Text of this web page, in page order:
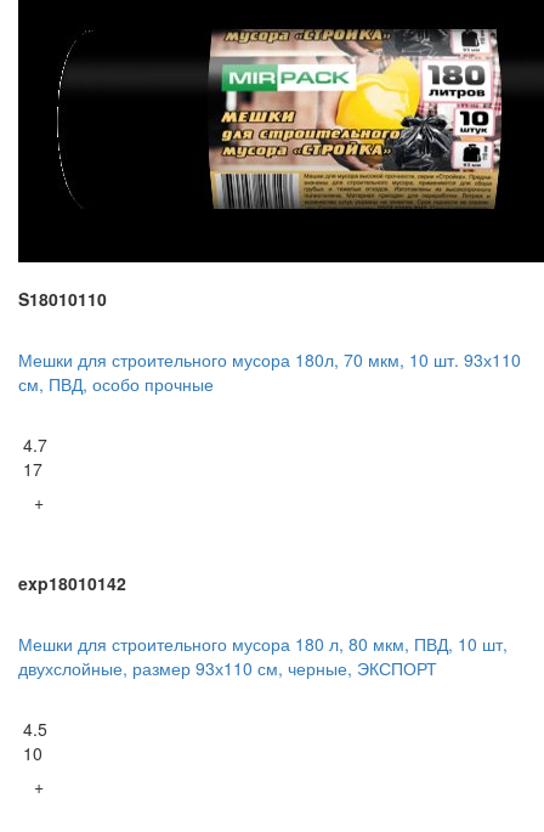
S18010110
Мешки для строительного мусора 180л, 70 мкм, 10 шт. 93х110
см, ПВД, особо прочные
4.7
17
+
exp18010142
Мешки для строительного мусора 180 л, 80 мкм, ПВД, 10 шт,
двухслойные, размер 93х110 см, черные, ЭКСПОРТ
4.5
10
+